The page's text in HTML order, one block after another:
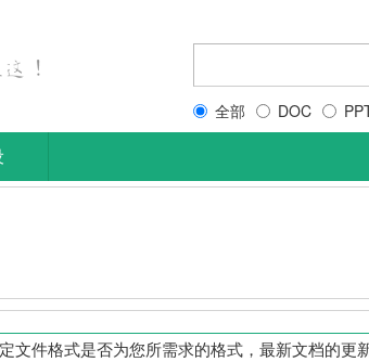
全部 DOC
文件格式是否为您所需求的格式，最新文档的更